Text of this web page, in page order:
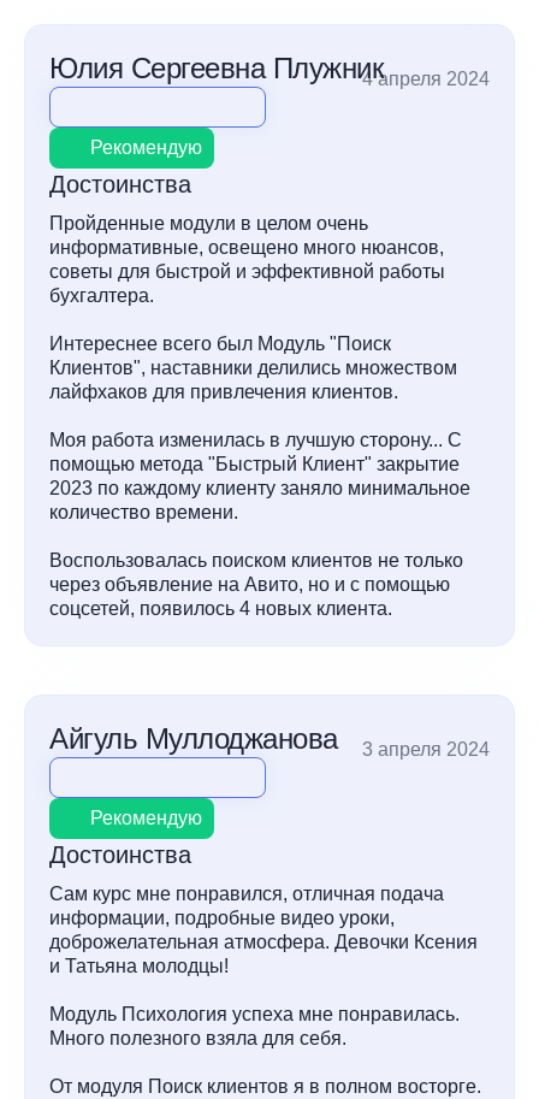
Юлия Сергеевна Плужник4 апреля 2024
Рекомендую
Достоинства
Пройденные модули в целом очень
информативные, освещено много нюансов,
советы для быстрой и эффективной работы
бухгалтера.
Интереснее всего был Модуль "Поиск
Клиентов", наставники делились множеством
лайфхаков для привлечения клиентов.
Моя работа изменилась в лучшую сторону... С
помощью метода "Быстрый Клиент" закрытие
2023 по каждому клиенту заняло минимальное
количество времени.
Воспользовалась поиском клиентов не только
через объявление на Авито, но и с помощью
соцсетей, появилось 4 новых клиента.
Айгуль Муллоджанова 3 апреля 2024
Рекомендую
Достоинства
Сам курс мне понравился, отличная подача
информации, подробные видео уроки,
доброжелательная атмосфера. Девочки Ксения
и Татьяна молодцы!
Модуль Психология успеха мне понравилась.
Много полезного взяла для себя.
От модуля Поиск клиентов я в полном восторге.